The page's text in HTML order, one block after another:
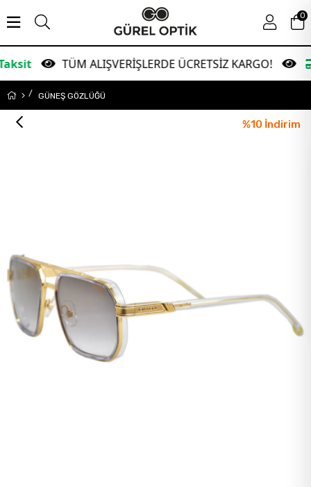
TÜM ALIŞVERİŞLERDE ÜCRETSİZ KARGO!
0
GÜNEŞ GÖZLÜĞÜ
%10 İndirim